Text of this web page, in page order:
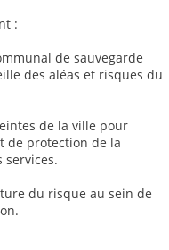
:
de sauvegarde
des aléas et risques du
de la ville pour
de protection de la
du risque au sein de